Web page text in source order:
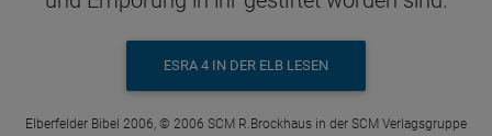
ESRA 4 IN DER ELB LESEN
Elberfelder Bibel 2006, © 2006 SCM R.Brockhaus in der SCM Verlagsgruppe